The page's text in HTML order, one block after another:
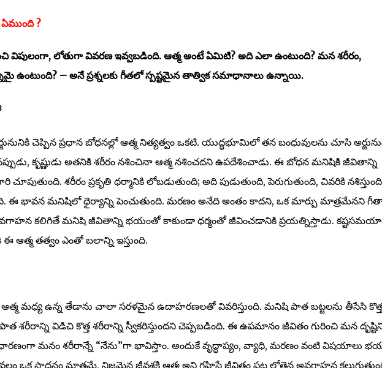
?
విపులంగా, లోతుగా వివరణ ఇవ్వబడింది. ఆత్మ అంటే ఏమిటి? అది ఎలా ఉంటుంది? మన శరీరం,
ఉంటుంది? – అనే ప్రశ్నలకు గీతలో స్పష్టమైన తాత్విక సమాధానాలు ఉన్నాయి.
చెప్పిన ప్రధాన బోధనల్లో ఆత్మ నిత్యత్వం ఒకటి. యుద్ధభూమిలో తన బంధువులను చూసి
కృష్ణుడు అతనికి శరీరం నశించినా ఆత్మ నశించదని ఉపదేశించాడు. ఈ బోధన మనిషికి జీవితాన్ని
చూపుతుంది. శరీరం ప్రకృతి ధర్మానికి లోబడుతుంది; అది పుడుతుంది, పెరుగుతుంది, చివరికి
ఈ భావన మనిషిలో ధైర్యాన్ని పెంచుతుంది. మరణం అనేది అంతం కాదని, ఒక మార్పు మాత్రమేనని
కలిగితే మనిషి జీవితాన్ని భయంతో కాకుండా ధర్మంతో జీవించడానికి ప్రయత్నిస్తాడు.
ఆత్మ తత్వం ఎంతో బలాన్ని ఇస్తుంది.
ఆత్మ మధ్య ఉన్న తేడాను చాలా సరళమైన ఉదాహరణలతో వివరిస్తుంది. మనిషి పాత బట్టలను తీసేసి
పాత శరీరాన్ని విడిచి కొత్త శరీరాన్ని స్వీకరిస్తుందని చెప్పబడింది. ఈ ఉపమానం జీవితం గురించి మన
మనం శరీరాన్నే “నేను”గా భావిస్తాం. అందుకే వృద్ధాప్యం, వ్యాధి, మరణం వంటి విషయాలు
ఒక సాధనం మాత్రమే, నిజమైన జీవశక్తి ఆత్మ అని గ్రహిస్తే జీవితం పట్ల లోతైన అవగాహన